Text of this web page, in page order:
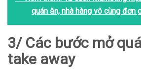
quán ăn, nhà hàng vô cùng đơn
3/ Các bước mở
take away